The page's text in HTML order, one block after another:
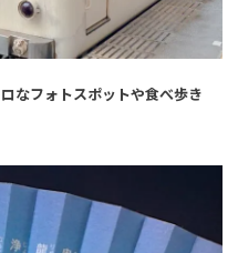
なフォトスポットや食べ歩き